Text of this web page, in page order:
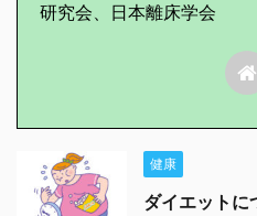
研究会、日本離床学会
健康
ダイエット